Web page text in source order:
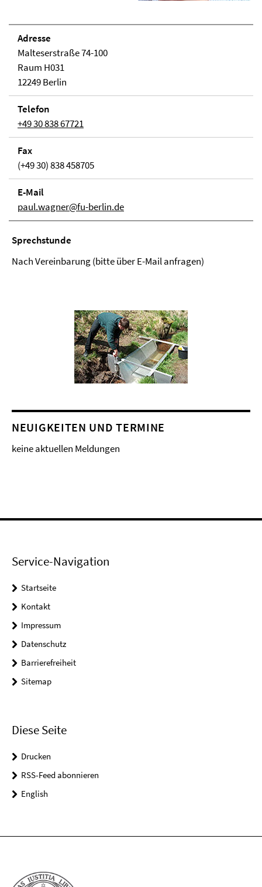
Adresse
Malteserstraße 74-100
Raum H031
12249 Berlin
Telefon
+49 30 838 67721
Fax
(+49 30) 838 458705
E-Mail
paul.wagner@fu-berlin.de
Sprechstunde
Nach Vereinbarung (bitte über E-Mail anfragen)
NEUIGKEITEN UND TERMINE
keine aktuellen Meldungen
Service-Navigation
Startseite
Kontakt
Impressum
Datenschutz
Barrierefreiheit
Sitemap
Diese Seite
Drucken
RSS-Feed abonnieren
English